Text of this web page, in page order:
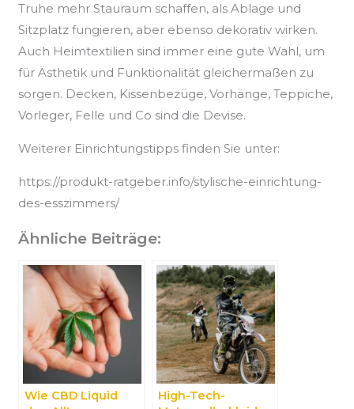
Truhe mehr Stauraum schaffen, als Ablage und
Sitzplatz fungieren, aber ebenso dekorativ wirken.
Auch Heimtextilien sind immer eine gute Wahl, um
für Ästhetik und Funktionalität gleichermaßen zu
sorgen. Decken, Kissenbezüge, Vorhänge, Teppiche,
Vorleger, Felle und Co sind die Devise.
Weiterer Einrichtungstipps finden Sie unter:
https://produkt-ratgeber.info/stylische-einrichtung-
des-esszimmers/
Ähnliche Beiträge:
Wie CBD Liquid
High-Tech-